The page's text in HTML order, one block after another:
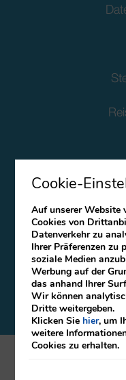
Soziale
Cookie-
Auf unserer Website
Cookies von
Datenverkehr zu
Ihrer Präferenzen zu
soziale Medien
Werbung auf der
das anhand Ihrer
Wir können
Dritte weitergeben.
Klicken Sie hier, um
weitere
Cookies zu erhalten.